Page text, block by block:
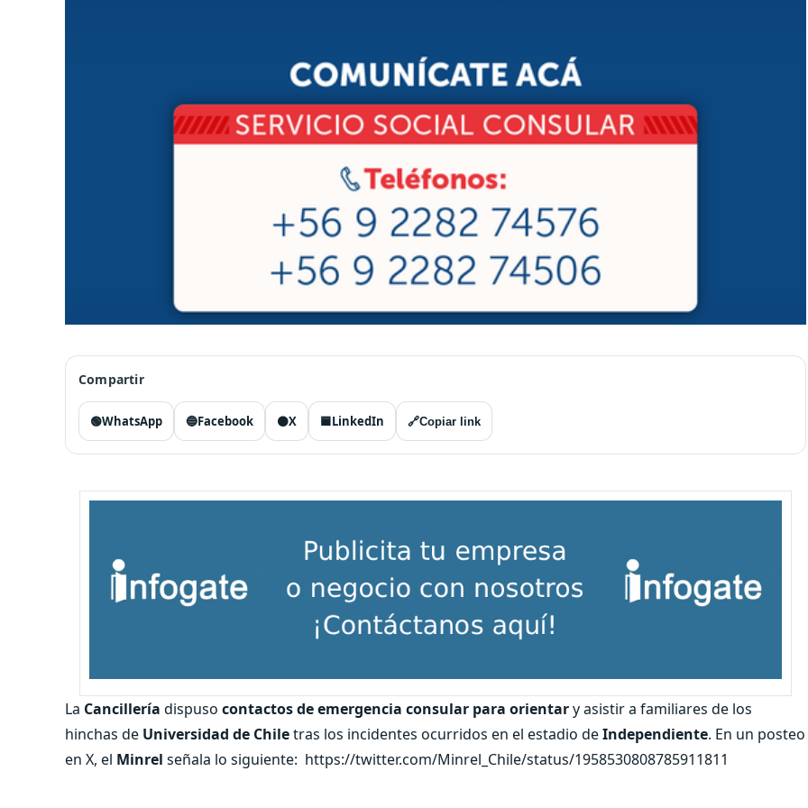
Compartir
🟢WhatsApp 🔵Facebook ⚫X 🟦LinkedIn 🔗Copiar link
La Cancillería dispuso contactos de emergencia consular para orientary asistir a familiares de los
hinchas de Universidad de Chiletras los incidentes ocurridos en el estadio deIndependiente. En un posteo
en X, el Minrel señala lo siguiente: https://twitter.com/Minrel_Chile/status/1958530808785911811